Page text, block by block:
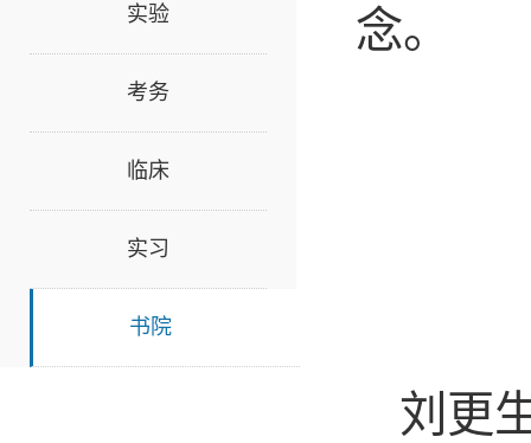
实验
考务
临床
实习
书院
念。
刘更